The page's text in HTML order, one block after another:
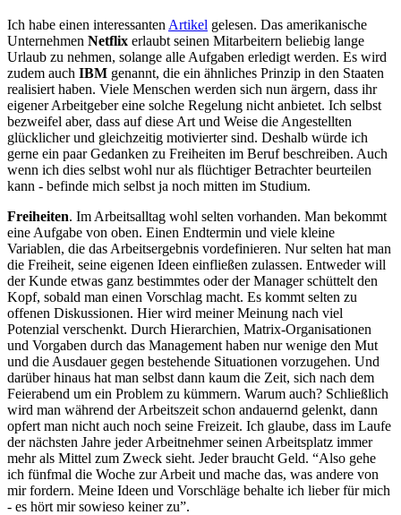
Ich habe einen interessanten Artikel gelesen. Das amerikanische
Unternehmen Netflix erlaubt seinen Mitarbeitern beliebig lange
Urlaub zu nehmen, solange alle Aufgaben erledigt werden. Es wird
zudem auch IBM genannt, die ein ähnliches Prinzip in den Staaten
realisiert haben. Viele Menschen werden sich nun ärgern, dass ihr
eigener Arbeitgeber eine solche Regelung nicht anbietet. Ich selbst
bezweifel aber, dass auf diese Art und Weise die Angestellten
glücklicher und gleichzeitig motivierter sind. Deshalb würde ich
gerne ein paar Gedanken zu Freiheiten im Beruf beschreiben. Auch
wenn ich dies selbst wohl nur als flüchtiger Betrachter beurteilen
kann - befinde mich selbst ja noch mitten im Studium.
Freiheiten. Im Arbeitsalltag wohl selten vorhanden. Man bekommt
eine Aufgabe von oben. Einen Endtermin und viele kleine
Variablen, die das Arbeitsergebnis vordefinieren. Nur selten hat man
die Freiheit, seine eigenen Ideen einfließen zulassen. Entweder will
der Kunde etwas ganz bestimmtes oder der Manager schüttelt den
Kopf, sobald man einen Vorschlag macht. Es kommt selten zu
offenen Diskussionen. Hier wird meiner Meinung nach viel
Potenzial verschenkt. Durch Hierarchien, Matrix-Organisationen
und Vorgaben durch das Management haben nur wenige den Mut
und die Ausdauer gegen bestehende Situationen vorzugehen. Und
darüber hinaus hat man selbst dann kaum die Zeit, sich nach dem
Feierabend um ein Problem zu kümmern. Warum auch? Schließlich
wird man während der Arbeitszeit schon andauernd gelenkt, dann
opfert man nicht auch noch seine Freizeit. Ich glaube, dass im Laufe
der nächsten Jahre jeder Arbeitnehmer seinen Arbeitsplatz immer
mehr als Mittel zum Zweck sieht. Jeder braucht Geld. “Also gehe
ich fünfmal die Woche zur Arbeit und mache das, was andere von
mir fordern. Meine Ideen und Vorschläge behalte ich lieber für mich
- es hört mir sowieso keiner zu”.